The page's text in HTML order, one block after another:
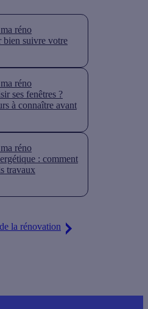
réno
bien suivre votre
réno
ses fenêtres ?
à connaître avant
réno
: comment
travaux
la rénovation